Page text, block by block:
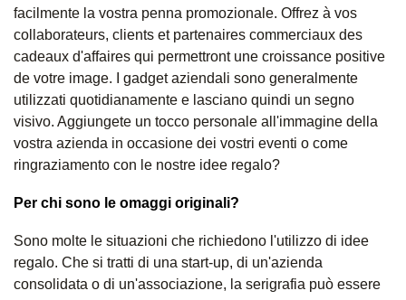
facilmente la vostra penna promozionale. Offrez à vos
collaborateurs, clients et partenaires commerciaux des
cadeaux d'affaires qui permettront une croissance positive
de votre image. I gadget aziendali sono generalmente
utilizzati quotidianamente e lasciano quindi un segno
visivo. Aggiungete un tocco personale all'immagine della
vostra azienda in occasione dei vostri eventi o come
ringraziamento con le nostre idee regalo?
Per chi sono le omaggi originali?
Sono molte le situazioni che richiedono l'utilizzo di idee
regalo. Che si tratti di una start-up, di un'azienda
consolidata o di un'associazione, la serigrafia può essere